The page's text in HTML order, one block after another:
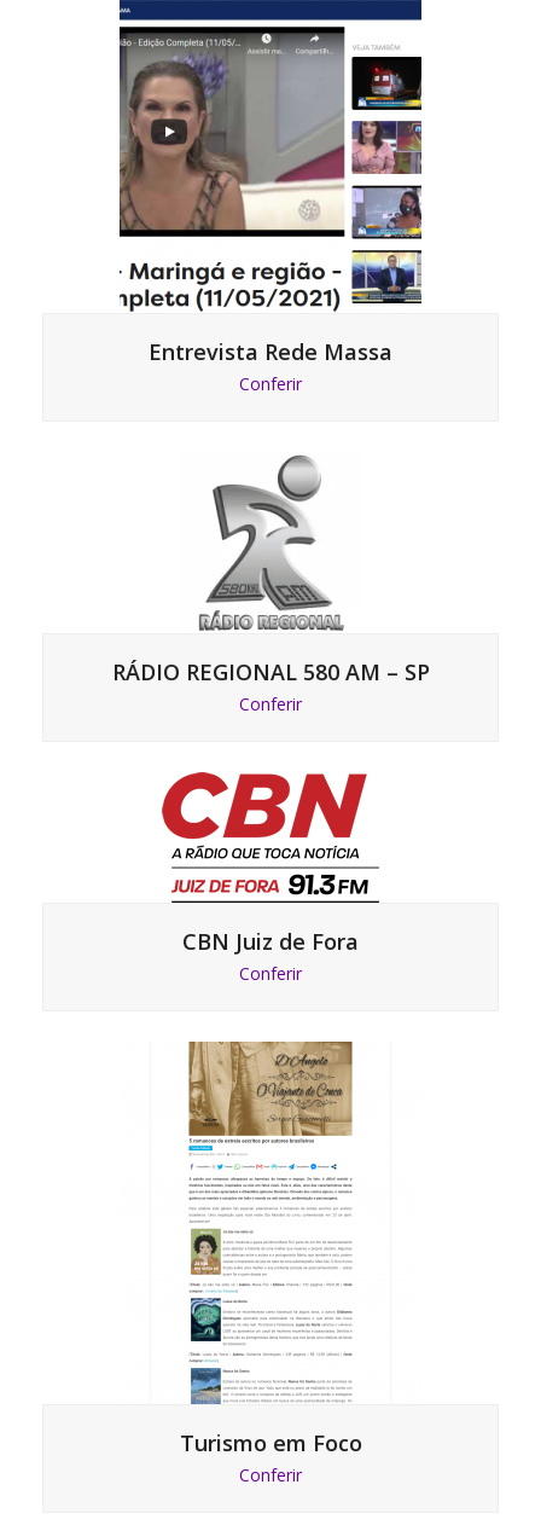
Entrevista Rede Massa
Conferir
RÁDIO REGIONAL 580 AM – SP
Conferir
CBN Juiz de Fora
Conferir
Turismo em Foco
Conferir